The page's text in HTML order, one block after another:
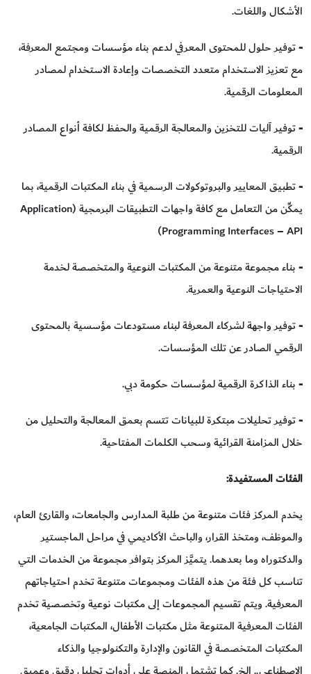
الأشكال واللغات.
-توفير حلول للمحتوى المعرفي لدعم بناء مؤسسات ومجتمع المعرفة،
مع تعزيز الاستخدام متعدد التخصصات وإعادة الاستخدام لمصادر
المعلومات الرقمية.
-توفير آليات للتخزين والمعالجة الرقمية والحفظ لكافة أنواع المصادر
الرقمية.
-تطبيق المعايير والبروتوكولات الرسمية في بناء المكتبات الرقمية، بما
يمكِّن من التعامل مع كافة واجهات التطبيقات البرمجية (Application
Programming Interfaces – API)
-بناء مجموعة متنوعة من المكتبات النوعية والمتخصصة لخدمة
الاحتياجات النوعية والعمرية.
-توفير واجهة لشركاء المعرفة لبناء مستودعات مؤسسية بالمحتوى
الرقمي الصادر عن تلك المؤسسات.
-بناء الذاكرة الرقمية لمؤسسات حكومة دبي.
-توفير تحليلات مبتكرة للبيانات تتسم بعمق المعالجة والتحليل من
خلال المزامنة القرائية وسحب الكلمات المفتاحية.
الفئات المستفيدة:
يخدم المركز فئات متنوعة من طلبة المدارس والجامعات، والقارئ العام،
والموظف، ومتخذ القرار، والباحث الأكاديمي في مراحل الماجستير
والدكتوراه وما بعدهما. يتميَّز المركز بتوافر مجموعة من الخدمات التي
تناسب كل فئة من هذه الفئات ومجموعات متنوعة تخدم احتياجاتهم
المعرفية. ويتم تقسيم المجموعات إلى مكتبات نوعية وتخصصية تخدم
الفئات المعرفية المتنوعة مثل مكتبات الأطفال، المكتبات الجامعية،
المكتبات المتخصصة في القانون والإدارة والتكنولوجيا والذكاء